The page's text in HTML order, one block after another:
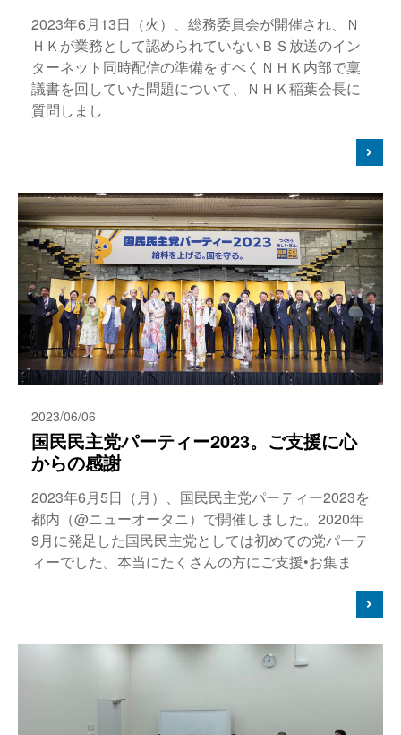
2023年6月13日（火）、総務委員会が開催され、Ｎ
ＨＫが業務として認められていないＢＳ放送のイン
ターネット同時配信の準備をすべくＮＨＫ内部で稟
議書を回していた問題について、ＮＨＫ稲葉会長に
質問しまし
2023/06/06
国民民主党パーティー2023。ご支援に心
からの感謝
2023年6月5日（月）、国民民主党パーティー2023を
都内（@ニューオータニ）で開催しました。2020年
9月に発足した国民民主党としては初めての党パーテ
ィーでした。本当にたくさんの方にご支援•お集ま